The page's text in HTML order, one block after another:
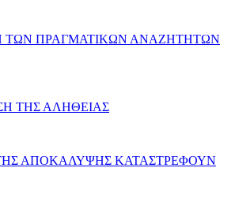
ΤΩΝ ΠΡΑΓΜΑΤΙΚΩΝ ΑΝΑΖΗΤΗΤΩΝ
ΤΗΣ ΑΛΗΘΕΙΑΣ
ΤΗΣ ΑΠΟΚΑΛΥΨΗΣ ΚΑΤΑΣΤΡΕΦΟΥΝ